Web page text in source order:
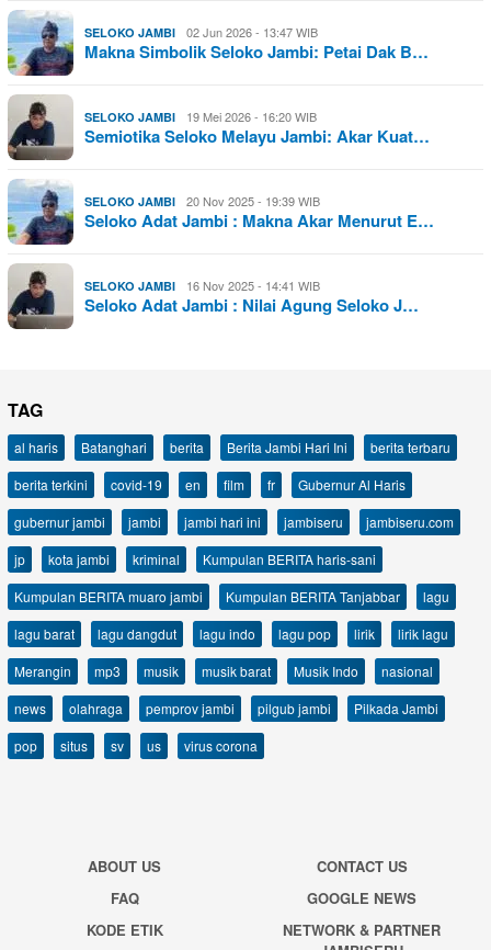
SELOKO JAMBI 02 Jun 2026 - 13:47 WIB
Makna Simbolik Seloko Jambi: Petai Dak B…
SELOKO JAMBI 19 Mei 2026 - 16:20 WIB
Semiotika Seloko Melayu Jambi: Akar Kuat…
SELOKO JAMBI 20 Nov 2025 - 19:39 WIB
Seloko Adat Jambi : Makna Akar Menurut E…
SELOKO JAMBI 16 Nov 2025 - 14:41 WIB
Seloko Adat Jambi : Nilai Agung Seloko J…
TAG
al haris Batanghari berita Berita Jambi Hari Ini
berita terbaru
berita terkini
covid-19 en film fr
Gubernur Al Haris
gubernur jambi
jambi jambi hari ini jambiseru
jambiseru.com
jp
kota jambi kriminal
Kumpulan BERITA haris-sani
Kumpulan BERITA muaro jambi
Kumpulan BERITA Tanjabbar
lagu
lagu barat
lagu dangdut lagu indo lagu pop lirik
lirik lagu
Merangin
mp3 musik musik barat Musik Indo
nasional
news
olahraga pemprov jambi pilgub jambi
Pilkada Jambi
pop
situs sv us virus corona
ABOUT US
CONTACT US
FAQ
GOOGLE NEWS
KODE ETIK
NETWORK & PARTNER